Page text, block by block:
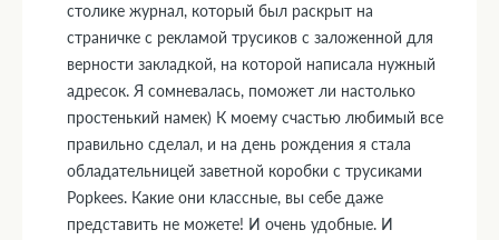
столике журнал, который был раскрыт на
страничке с рекламой трусиков с заложенной для
верности закладкой, на которой написала нужный
адресок. Я сомневалась, поможет ли настолько
простенький намек) К моему счастью любимый все
правильно сделал, и на день рождения я стала
обладательницей заветной коробки с трусиками
Popkees. Какие они классные, вы себе даже
представить не можете! И очень удобные. И